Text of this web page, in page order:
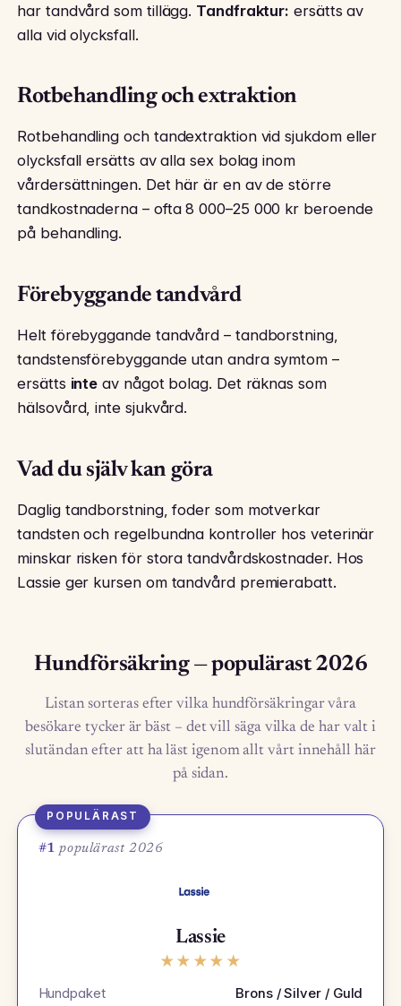
har tandvård som tillägg. Tandfraktur: ersätts av
alla vid olycksfall.
Rotbehandling och extraktion
Rotbehandling och tandextraktion vid sjukdom eller
olycksfall ersätts av alla sex bolag inom
vårdersättningen. Det här är en av de större
tandkostnaderna – ofta 8 000–25 000 kr beroende
på behandling.
Förebyggande tandvård
Helt förebyggande tandvård – tandborstning,
tandstensförebyggande utan andra symtom –
ersätts inte av något bolag. Det räknas som
hälsovård, inte sjukvård.
Vad du själv kan göra
Daglig tandborstning, foder som motverkar
tandsten och regelbundna kontroller hos veterinär
minskar risken för stora tandvårdskostnader. Hos
Lassie ger kursen om tandvård premierabatt.
Hundförsäkring — populärast 2026
Listan sorteras efter vilka hundförsäkringar våra
besökare tycker är bäst – det vill säga vilka de har valt i
slutändan efter att ha läst igenom allt vårt innehåll här
på sidan.
POPULÄRAST
#1 populärast 2026
Lassie
★ ★ ★ ★ ★
Hundpaket Brons / Silver / Guld